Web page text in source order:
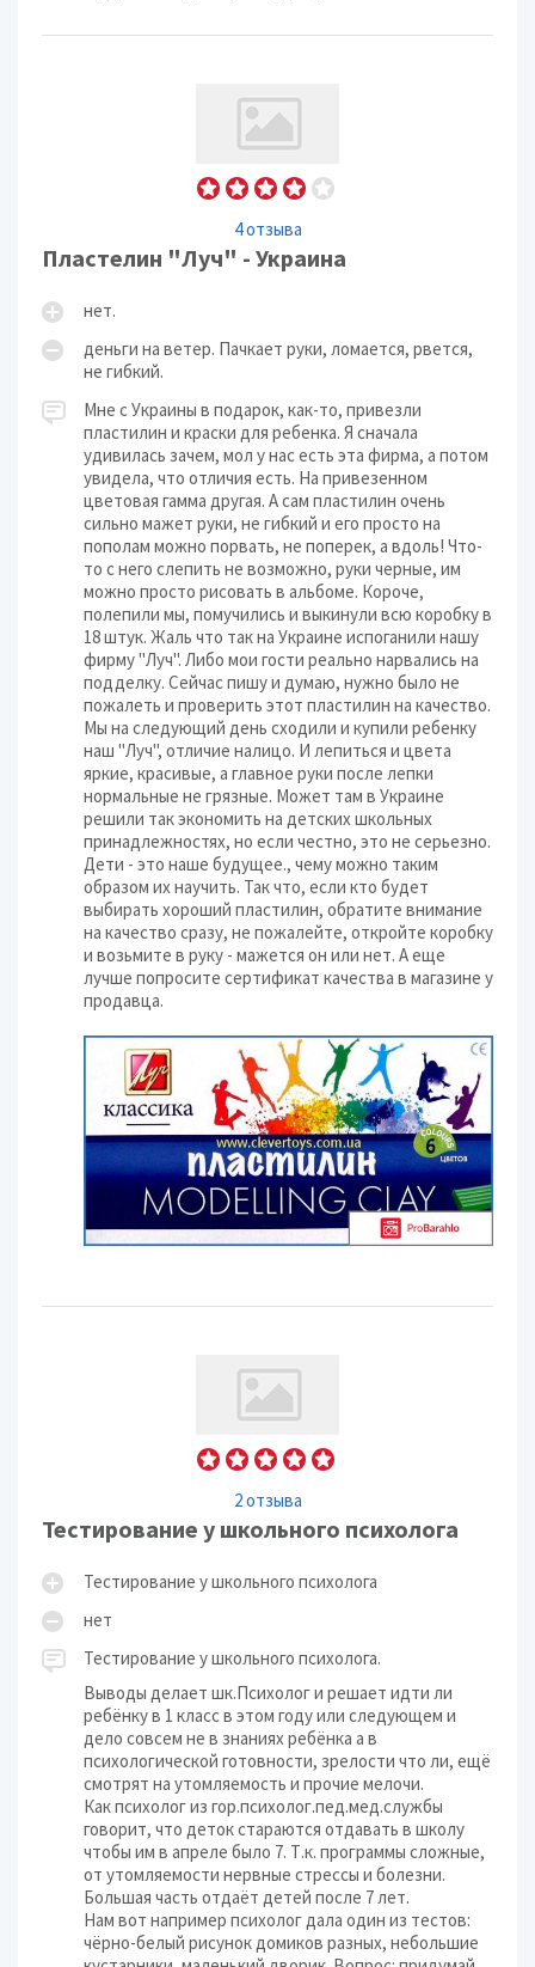
4 отзыва
Пластелин "Луч" - Украина
нет.
деньги на ветер. Пачкает руки, ломается, рвется,
не гибкий.
Мне с Украины в подарок, как-то, привезли
пластилин и краски для ребенка. Я сначала
удивилась зачем, мол у нас есть эта фирма, а потом
увидела, что отличия есть. На привезенном
цветовая гамма другая. А сам пластилин очень
сильно мажет руки, не гибкий и его просто на
пополам можно порвать, не поперек, а вдоль! Что-
то с него слепить не возможно, руки черные, им
можно просто рисовать в альбоме. Короче,
полепили мы, помучились и выкинули всю коробку в
18 штук. Жаль что так на Украине испоганили нашу
фирму "Луч". Либо мои гости реально нарвались на
подделку. Сейчас пишу и думаю, нужно было не
пожалеть и проверить этот пластилин на качество.
Мы на следующий день сходили и купили ребенку
наш "Луч", отличие налицо. И лепиться и цвета
яркие, красивые, а главное руки после лепки
нормальные не грязные. Может там в Украине
решили так экономить на детских школьных
принадлежностях, но если честно, это не серьезно.
Дети - это наше будущее., чему можно таким
образом их научить. Так что, если кто будет
выбирать хороший пластилин, обратите внимание
на качество сразу, не пожалейте, откройте коробку
и возьмите в руку - мажется он или нет. А еще
лучше попросите сертификат качества в магазине у
продавца.
2 отзыва
Тестирование у школьного психолога
Тестирование у школьного психолога
нет
Тестирование у школьного психолога.
Выводы делает шк.Психолог и решает идти ли
ребёнку в 1 класс в этом году или следующем и
дело совсем не в знаниях ребёнка а в
психологической готовности, зрелости что ли, ещё
смотрят на утомляемость и прочие мелочи.
Как психолог из гор.психолог.пед.мед.службы
говорит, что деток стараются отдавать в школу
чтобы им в апреле было 7. Т.к. программы сложные,
от утомляемости нервные стрессы и болезни.
Большая часть отдаёт детей после 7 лет.
Нам вот например психолог дала один из тестов:
чёрно-белый рисунок домиков разных, небольшие